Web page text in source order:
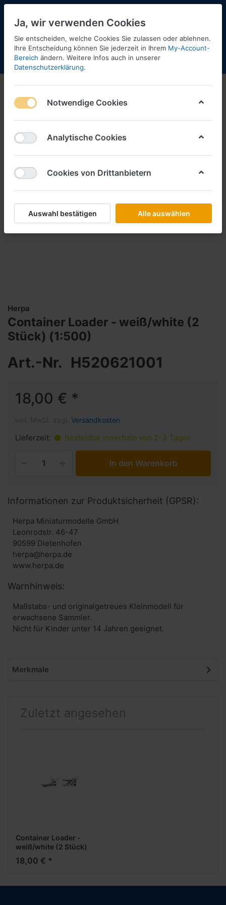
Menü Anmelden Shopaktualisierung
Herpa
Container Loader - weiß/white (2
Stück) (1:500)
Art.-Nr. H520621001
18,00 € *
Versandkosten
Lieferzeit: Bestellbar innerhalb von 2-3 Tagen
In den Warenkorb
Informationen zur Produktsicherheit (GPSR):
Herpa Miniaturmodelle GmbH
Leonrodstr. 46-47
90599 Dietenhofen
herpa@herpa.de
www.herpa.de
Warnhinweis:
Maßstabs- und originalgetreues Kleinmodell für
erwachsene Sammler.
Nicht für Kinder unter 14 Jahren geeignet.
Merkmale
Zuletzt angesehen
Container Loader -
weiß/white (2 Stück)
(1:500)
18,00 € *
Ja, wir verwenden Cookies
Sie entscheiden, welche Cookies Sie zulassen oder ablehnen.
Ihre Entscheidung können Sie jederzeit in Ihrem My-Account-
Bereich ändern. Weitere Infos auch in unserer
Datenschutzerklärung.
Notwendige Cookies
Analytische Cookies
Cookies von Drittanbietern
Auswahl bestätigen Alle auswählen